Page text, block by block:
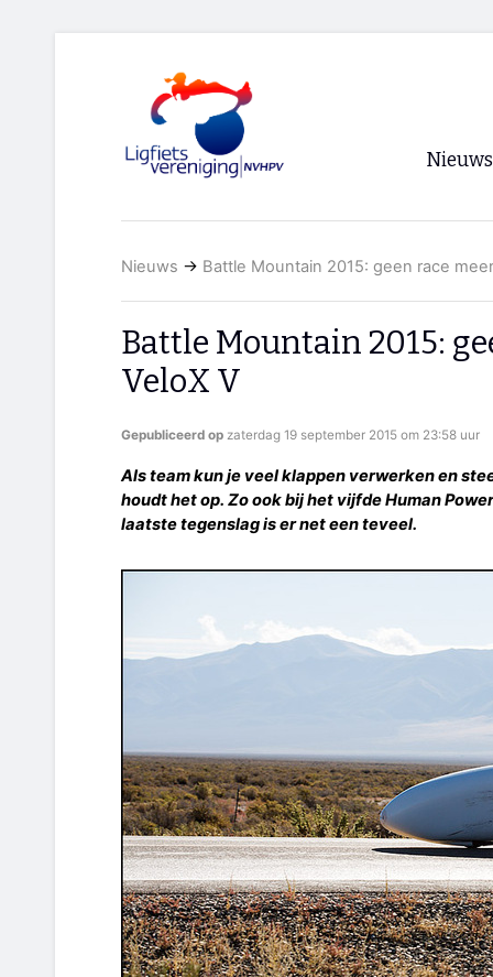
Nieuws
Nieuws → Battle Mountain 2015: geen race
Battle Mountain 2015:
VeloX V
Gepubliceerd op zaterdag 19 september 2015 om 23:58 uur
Als team kun je veel klappen verwerken en
houdt het op. Zo ook bij het vijfde Human
laatste tegenslag is er net een teveel.